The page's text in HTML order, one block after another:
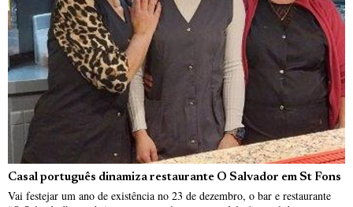
Casal português dinamiza restaurante O Salvador em St Fons
Vai festejar um ano de existência no 23 de dezembro, o bar e restaurante